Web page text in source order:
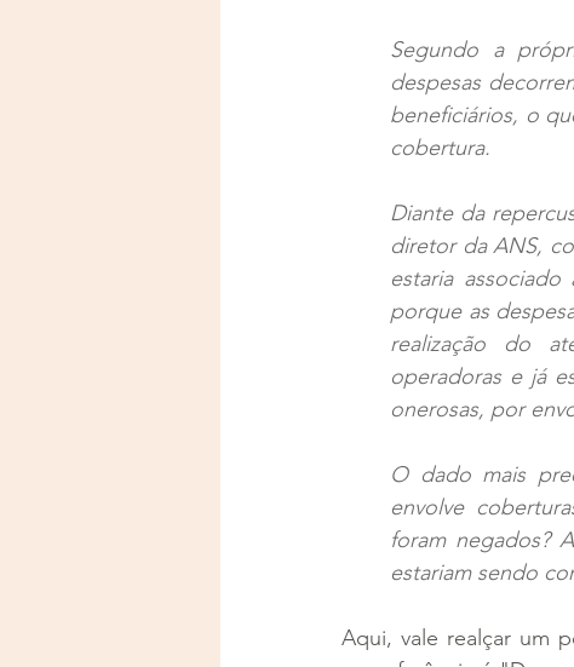
Segundo a
despesas
beneficiários, o
cobertura.
Diante da
diretor da ANS,
estaria
porque as
realização do
operadoras e já
onerosas, por
O dado mais
envolve
foram negados?
estariam sendo
Aqui, vale realçar um